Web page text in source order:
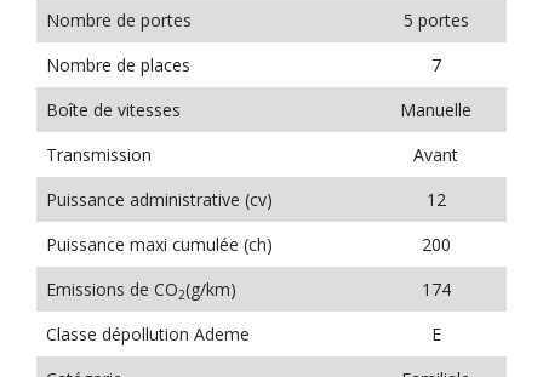
Nombre de portes
5 portes
Nombre de places
7
Boîte de vitesses
Manuelle
Transmission
Avant
Puissance administrative (cv)
12
Puissance maxi cumulée (ch)
200
Emissions de CO2(g/km)
174
Classe dépollution Ademe
E